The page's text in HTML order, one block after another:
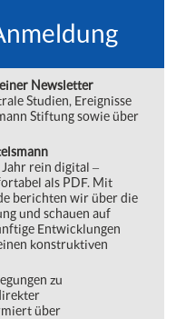
Newsletter
Studien, Ereignisse
Stiftung sowie über
rein digital ‒
als PDF. Mit
berichten wir über die
und schauen auf
Entwicklungen
konstruktiven
zu
über